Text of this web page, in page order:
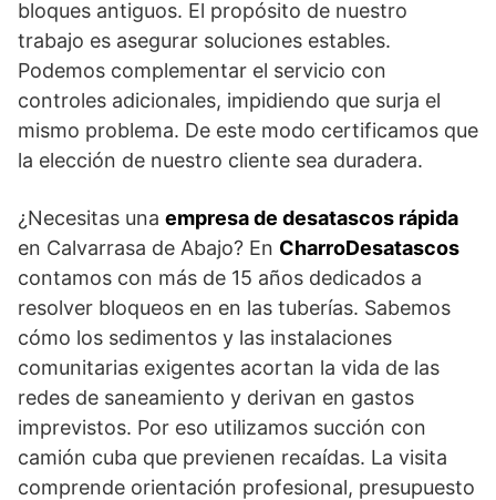
bloques antiguos. El propósito de nuestro
trabajo es asegurar soluciones estables.
Podemos complementar el servicio con
controles adicionales, impidiendo que surja el
mismo problema. De este modo certificamos que
la elección de nuestro cliente sea duradera.
¿Necesitas una empresa de desatascos rápida
en Calvarrasa de Abajo? En CharroDesatascos
contamos con más de 15 años dedicados a
resolver bloqueos en en las tuberías. Sabemos
cómo los sedimentos y las instalaciones
comunitarias exigentes acortan la vida de las
redes de saneamiento y derivan en gastos
imprevistos. Por eso utilizamos succión con
camión cuba que previenen recaídas. La visita
comprende orientación profesional, presupuesto